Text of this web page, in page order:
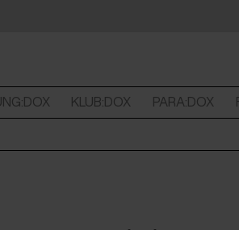
KLUB:DOX PARA:DOX